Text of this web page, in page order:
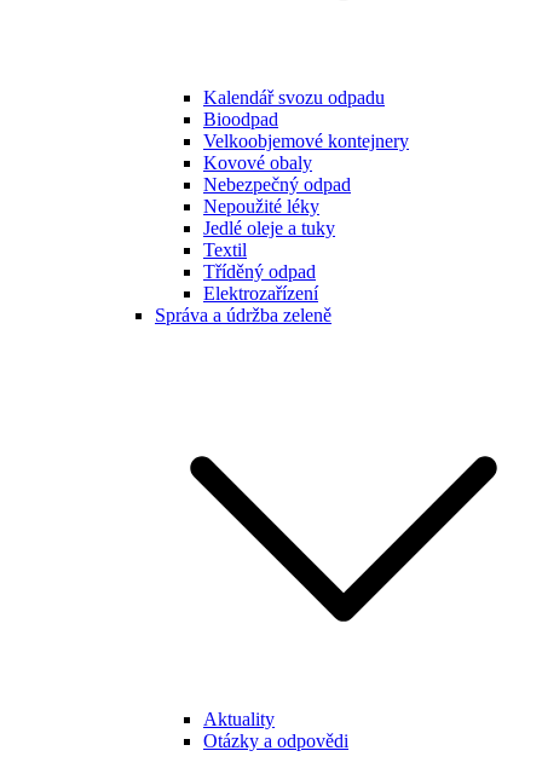
Kalendář svozu odpadu
Bioodpad
Velkoobjemové kontejnery
Kovové obaly
Nebezpečný odpad
Nepoužité léky
Jedlé oleje a tuky
Textil
Tříděný odpad
Elektrozařízení
Správa a údržba zeleně
Aktuality
Otázky a odpovědi